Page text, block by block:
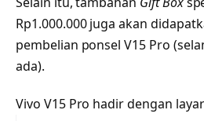
Rp1.000.000 juga akan
pembelian ponsel V15 Pro
ada).
Vivo V15 Pro hadir dengan